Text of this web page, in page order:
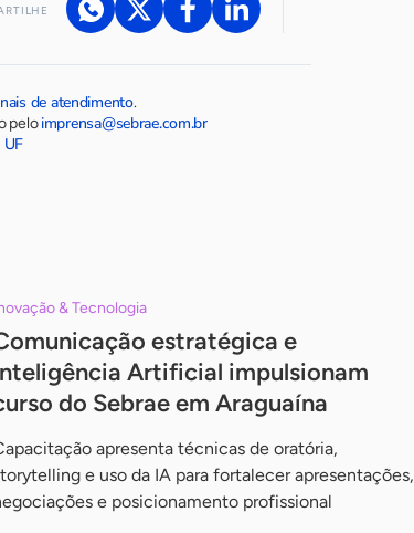
de atendimento.
peloimprensa@sebrae.com.br
& Tecnologia
estratégica e
Artificial impulsionam
do Sebrae em Araguaína
apresenta técnicas de oratória,
e uso da IA para fortalecer apresentações,
e posicionamento profissional